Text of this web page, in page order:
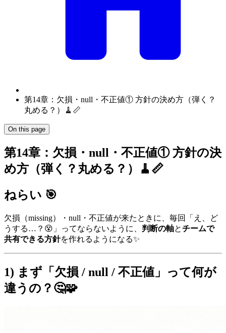
第14章：欠損・null・不正値① 方針の決め方（弾く？
丸める？）🧹📏
On this page
第14章：欠損・null・不正値① 方針の決
め方（弾く？丸める？）🧹📏
ねらい 🎯
欠損（missing）・null・不正値が来たときに、毎回「え、ど
うする…？😵」ってならないように、 判断の軸とチームで
共有できる方針を作れるようになる✨
1) まず「欠損 / null / 不正値」って何が
違うの？🤔🧩